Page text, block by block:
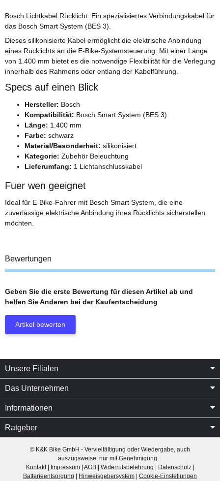
Bosch Lichtkabel Rücklicht: Ein spezialisiertes Verbindungskabel für
das Bosch Smart System (BES 3).
Dieses silikonisierte Kabel ermöglicht die elektrische Anbindung
eines Rücklichts an die E-Bike-Systemsteuerung. Mit einer Länge
von 1.400 mm bietet es die notwendige Flexibilität für die Verlegung
innerhalb des Rahmens oder entlang der Kabelführung.
Specs auf einen Blick
Hersteller: Bosch
Kompatibilität: Bosch Smart System (BES 3)
Länge: 1.400 mm
Farbe: schwarz
Material/Besonderheit: silikonisiert
Kategorie: Zubehör Beleuchtung
Lieferumfang: 1 Lichtanschlusskabel
Fuer wen geeignet
Ideal für E-Bike-Fahrer mit Bosch Smart System, die eine
zuverlässige elektrische Anbindung ihres Rücklichts sicherstellen
möchten.
Bewertungen
Geben Sie die erste Bewertung für diesen Artikel ab und
helfen Sie Anderen bei der Kaufentscheidung
Artikel bewerten
Unsere Filialen
Das Unternehmen
Informationen
Ratgeber
© K&K Bike GmbH - Vervielfältigung oder Wiedergabe, auch
auszugsweise, nur mit Genehmigung.
Kontakt| Impressum| AGB| Widerrufsbelehrung Datenschutz|
Batterieentsorgung
Hinweisgebersystem Cookie-Einstellungen